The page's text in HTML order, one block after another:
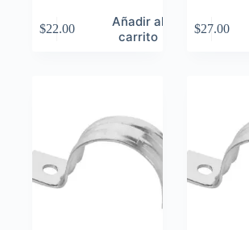
$22.00
Añadir al
carrito
$27.00